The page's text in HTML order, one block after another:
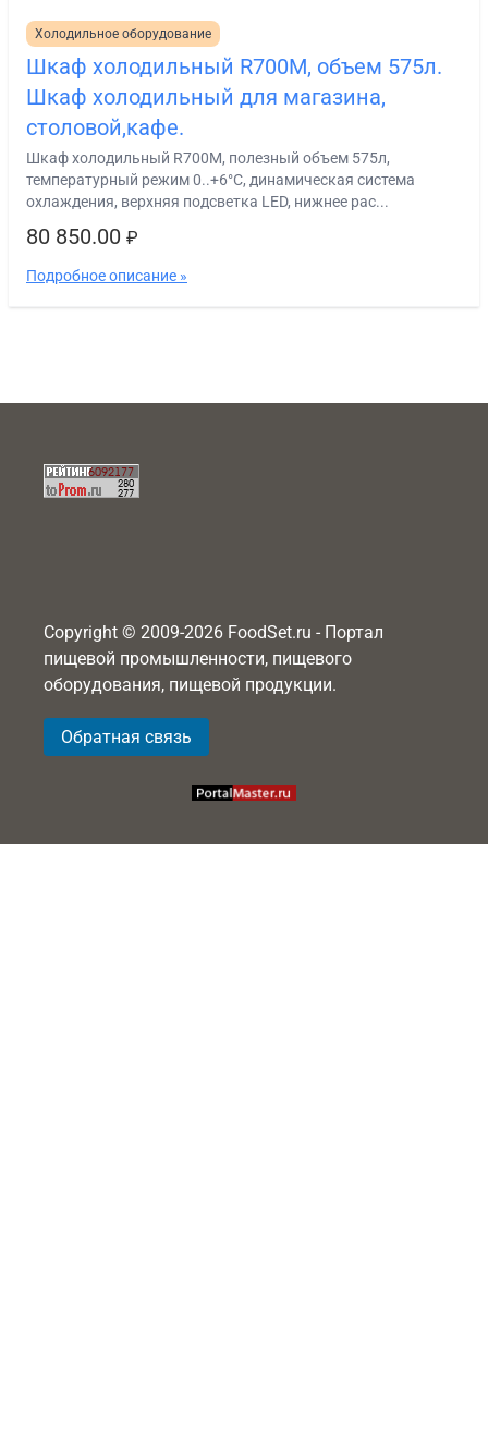
Холодильное оборудование
Шкаф холодильный R700M, объем 575л.
Шкаф холодильный для магазина,
столовой,кафе.
Шкаф холодильный R700M, полезный объем 575л,
температурный режим 0..+6°С, динамическая система
охлаждения, верхняя подсветка LED, нижнее рас...
80 850.00 ₽
Подробное описание »
Copyright © 2009-2026 FoodSet.ru - Портал
пищевой промышленности, пищевого
оборудования, пищевой продукции.
Обратная связь